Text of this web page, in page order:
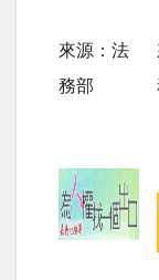
來源：法
務部